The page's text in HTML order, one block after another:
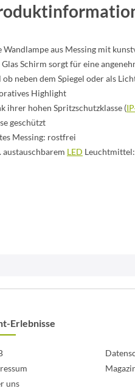
Wandlampe aus Messing mit
Glas Schirm sorgt für eine
ob neben dem Spiegel oder als
Highlight
ihrer hohen Spritzschutzklasse (
geschützt
Messing: rostfrei
austauschbarem LED
Erlebnisse
uns